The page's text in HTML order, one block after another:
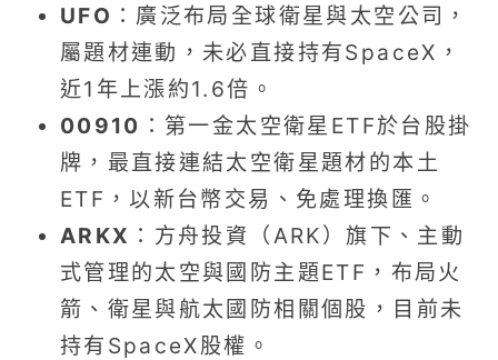
UFO ：廣泛布局全球衛星與太空公司，
屬題材連動，未必直接持有SpaceX，
近1年上漲約1.6倍。
00910 ：第一金太空衛星ETF於台股掛
牌，最直接連結太空衛星題材的本土
ETF，以新台幣交易、免處理換匯。
ARKX ：方舟投資（ARK）旗下、主動
式管理的太空與國防主題ETF，布局火
箭、衛星與航太國防相關個股，目前未
持有SpaceX股權。